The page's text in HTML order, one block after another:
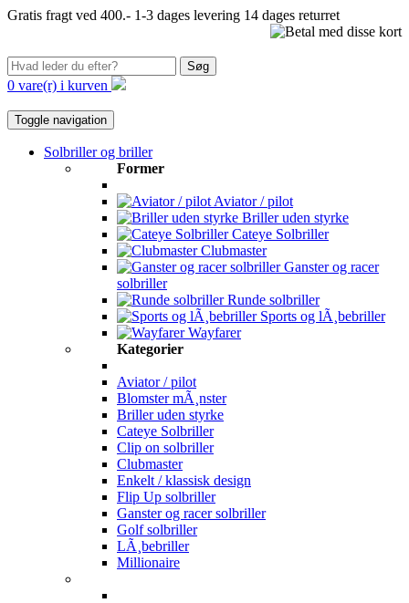
Gratis fragt ved 400.- 1-3 dages levering 14 dages returret
Søg
0 vare(r) i kurven
Toggle navigation
Solbriller og briller
Former
Aviator / pilot
Briller uden styrke
Cateye Solbriller
Clubmaster
Ganster og racer
solbriller
Runde solbriller
Sports og lÃ¸bebriller
Wayfarer
Kategorier
Aviator / pilot
Blomster mÃ¸nster
Briller uden styrke
Cateye Solbriller
Clip on solbriller
Clubmaster
Enkelt / klassisk design
Flip Up solbriller
Ganster og racer solbriller
Golf solbriller
LÃ¸bebriller
Millionaire